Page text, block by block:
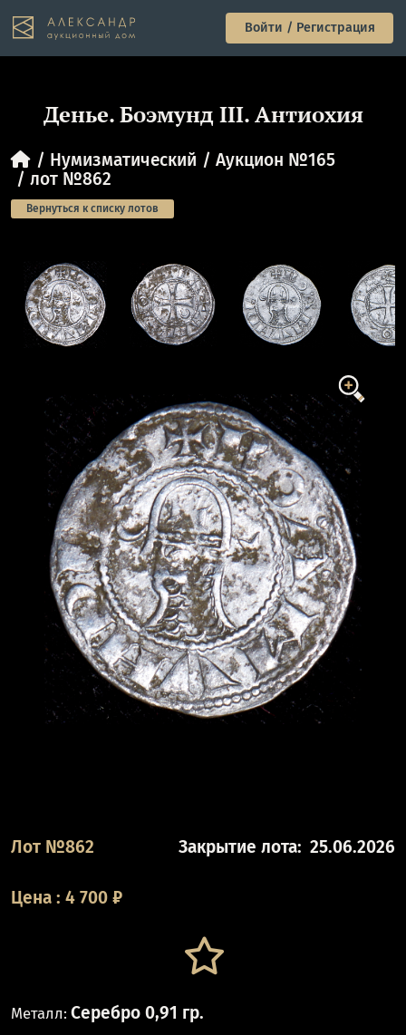
Войти / Регистрация
Денье. Боэмунд III. Антиохия
Нумизматический
Аукцион №165
лот №862
Вернуться к списку лотов
Лот №862 Закрытие лота: 25.06.2026
Цена : 4 700 ₽
Металл: Серебро 0,91 гр.